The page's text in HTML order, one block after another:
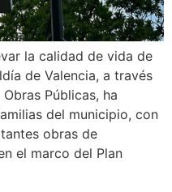
la calidad de vida de
de Valencia, a través
Públicas, ha
del municipio, con
obras de
el marco del Plan